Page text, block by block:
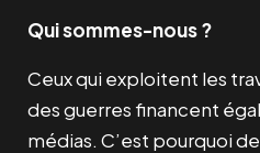
Qui sommes-nous ?
Ceux qui exploitent les
des guerres financent
médias. C’est pourquoi